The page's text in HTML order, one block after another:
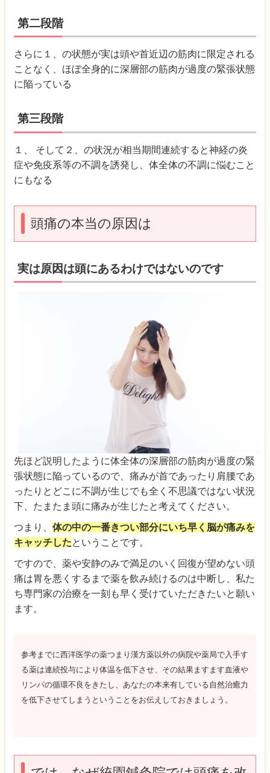
第二段階
さらに１、の状態が実は頭や首近辺の筋肉に限定される
ことなく、ほぼ全身的に深層部の筋肉が過度の緊張状態
に陥っている
第三段階
１、 そして２、の状況が相当期間連続すると神経の炎
症や免疫系等の不調を誘発し、体全体の不調に悩むこと
にもなる
頭痛の本当の原因は
実は原因は頭にあるわけではないのです
先ほど説明したように体全体の深層部の筋肉が過度の緊
張状態に陥っているので、痛みが首であったり肩腰であ
ったりとどこに不調が生じでも全く不思議ではない状況
下、たまたま頭に痛みが生じたと考えてください。
つまり、体の中の一番きつい部分にいち早く脳が痛みを
キャッチしたということです。
ですので、薬や安静のみで満足のいく回復が望めない頭
痛は胃を悪くするまで薬を飲み続けるのは中断し、私た
ち専門家の治療を一刻も早く受けていただきたいと願い
ます。
参考までに西洋医学の薬つまり漢方薬以外の病院や薬局で入手す
る薬は連続投与により体温を低下させ、その結果ますます血液や
リンパの循環不良をきたし、あなたの本来有している自然治癒力
を低下させてしまうということをお伝えしておきましょう。